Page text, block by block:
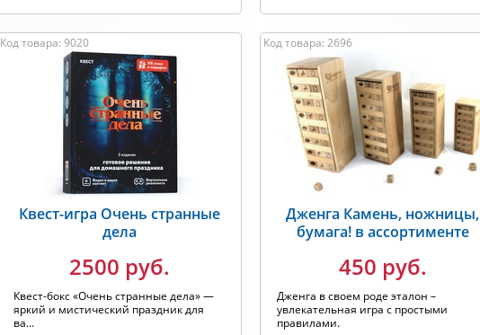
Код товара: 9020
Квест-игра Очень странные
дела
2500 руб.
Квест-бокс «Очень странные дела» —
яркий и мистический праздник для
ва...
Код товара: 2696
Дженга Камень, ножницы,
бумага! в ассортименте
450 руб.
Дженга в своем роде эталон –
увлекательная игра с простыми
правилами.